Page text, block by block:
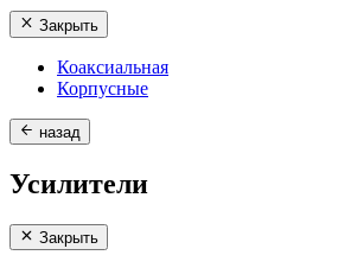
Закрыть
Коаксиальная
Корпусные
назад
Усилители
Закрыть